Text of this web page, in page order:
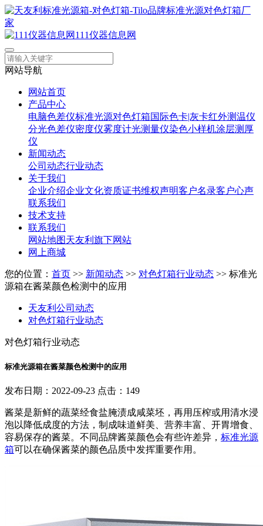
111仪器信息网
网站导航
网站首页
产品中心
电脑色差仪标准光源对色灯箱国际色卡|灰卡红外测温仪
分光色差仪密度仪雾度计光测量仪染色小样机涂层测厚
仪
新闻动态
公司动态行业动态
关于我们
企业介绍企业文化资质证书维权声明客户名录客户心声
联系我们
技术支持
联系我们
网站地图天友利旗下网站
网上商城
您的位置： 首页 >> 新闻动态 >> 对色灯箱行业动态 >> 标准光
源箱在酱菜颜色检测中的应用
天友利公司动态
对色灯箱行业动态
对色灯箱行业动态
标准光源箱在酱菜颜色检测中的应用
发布日期：2022-09-23 点击：149
酱菜是新鲜的蔬菜经食盐腌渍成咸菜坯，再用压榨或用清水浸
泡以降低成度的方法，制成味道鲜美、营养丰富、开胃增食、
容易保存的酱菜。不同品牌酱菜颜色会有些许差异， 标准光源
箱可以在确保酱菜的颜色品质中发挥重要作用。